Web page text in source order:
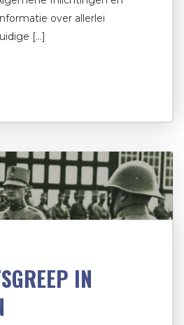
over allerlei
[…]
IN